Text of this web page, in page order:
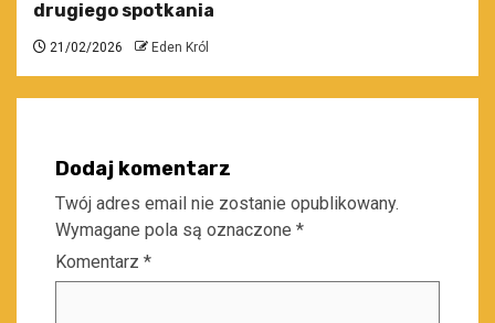
drugiego spotkania
21/02/2026 Eden Król
Dodaj komentarz
Twój adres email nie zostanie opublikowany.
Wymagane pola są oznaczone *
Komentarz *